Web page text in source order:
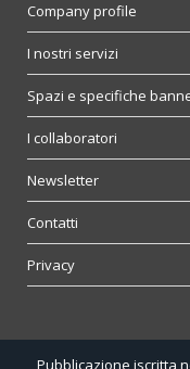
Company profile
I nostri servizi
Spazi e specifiche
I collaboratori
Newsletter
Contatti
Privacy
Pubblicazione iscritta